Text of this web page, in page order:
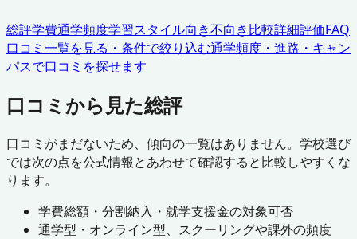
総評学費通学頻度学習スタイル向き不向き比較詳細評価FAQ
口コミ一覧を見る・条件で絞り込む通学頻度・進路・キャン
パスで口コミを探せます
口コミから見た総評
口コミがまだないため、傾向の一覧はありません。学校選び
では次の点を公式情報とあわせて確認すると比較しやすくな
ります。
学費総額・分割納入・就学支援金の対象可否
通学型・オンライン型、スクーリングや課外の頻度